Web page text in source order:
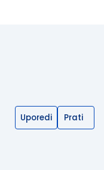
Uporedi Prati